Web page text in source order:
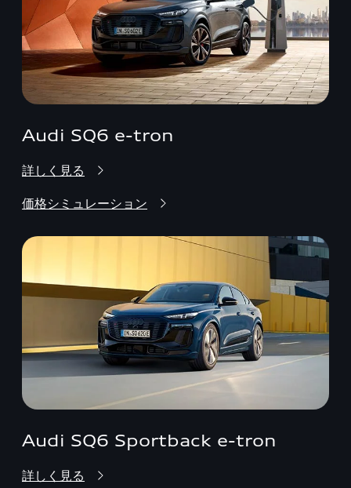
Audi SQ6 e-tron
詳しく見る
価格シミュレーション
Audi SQ6 Sportback e-tron
詳しく見る